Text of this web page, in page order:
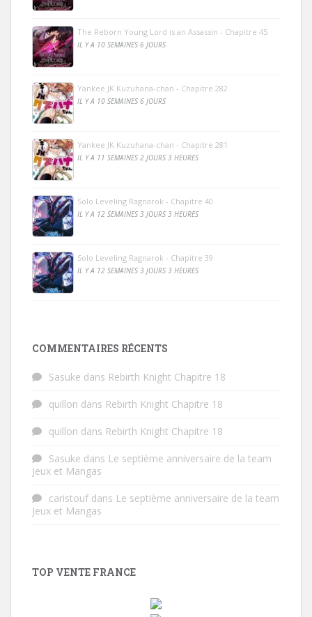
The Reborn Young Lord is an Assassin - Chapitre 45
IL Y A 10 SEMAINES 6 JOURS
Yankee JK Kuzuhana-chan - Chapitre 282
IL Y A 10 SEMAINES 6 JOURS
Yankee JK Kuzuhana-chan - Chapitre 281
IL Y A 11 SEMAINES 2 JOURS 3 HEURES
Solo Leveling Ragnarok - Chapitre 40
IL Y A 12 SEMAINES 3 JOURS 3 HEURES
Solo Leveling Ragnarok - Chapitre 39
IL Y A 12 SEMAINES 3 JOURS 3 HEURES
COMMENTAIRES RÉCENTS
Sasuke dans Rebirth Knight Chapitre 18
quillon dans Rebirth Knight Chapitre 18
quillon dans Rebirth Knight Chapitre 18
Sasuke dans Le septième anniversaire de la team
Jeux et Mangas
caristoufdans Le septième anniversaire de la team
Jeux et Mangas
TOP VENTE FRANCE